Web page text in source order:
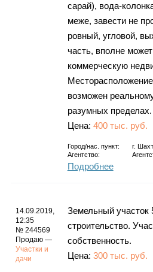
сарай), вода-
меже, завести не
ровный, угловой,
часть, вполне
коммерческую
возможен
разумных пределах.
Цена: 400 тыс. руб.
Город/нас. пункт: г.
Агентство:
Подробнее
14.09.2019,
12:35
№ 244569
Продаю —
Участки и
дачи
Земельный участок
строительство.
собственность.
Цена: 300 тыс. руб.